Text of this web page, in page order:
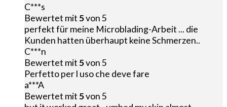
C***s
Bewertet mit5von 5
perfekt für meine Microblading-Arbeit ... die
Kunden hatten überhaupt keine Schmerzen..
C***n
Bewertet mit5von 5
Perfetto per l uso che deve fare
a***A
Bewertet mit5von 5